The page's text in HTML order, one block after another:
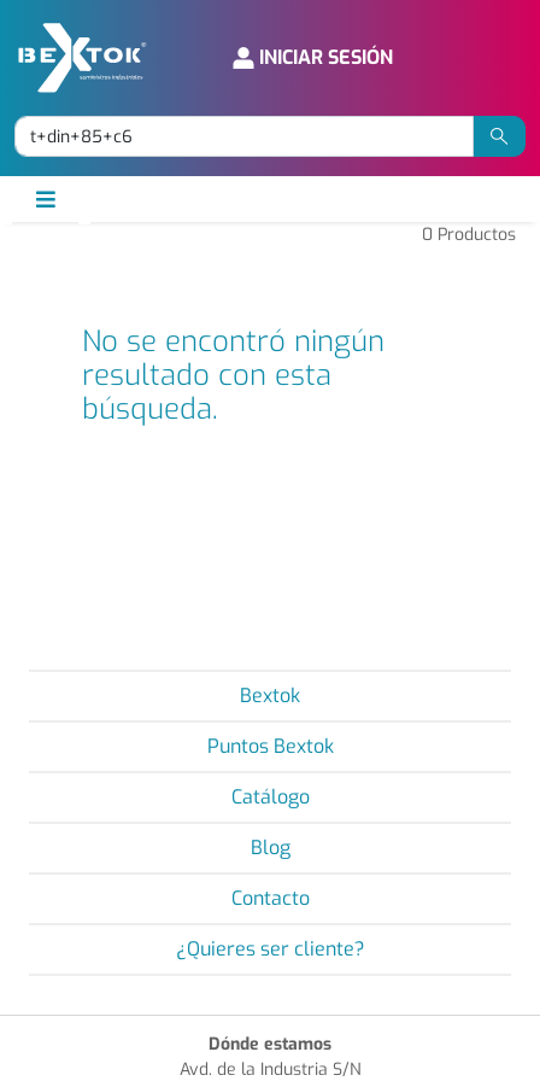
INICIAR SESIÓN
0 Productos
No se encontró ningún
resultado con esta
búsqueda.
Bextok
Puntos Bextok
Catálogo
Blog
Contacto
¿Quieres ser cliente?
Dónde estamos
Avd. de la Industria S/N